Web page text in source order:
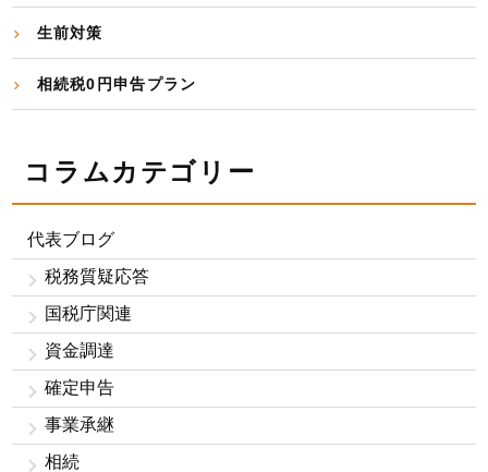
生前対策
相続税0円申告プラン
コラムカテゴリー
代表ブログ
税務質疑応答
国税庁関連
資金調達
確定申告
事業承継
相続